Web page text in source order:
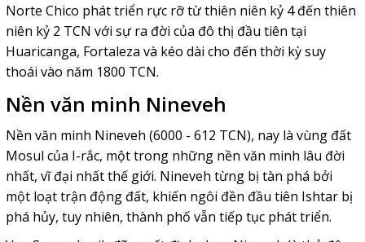
Norte Chico phát triển rực rỡ từ thiên niên kỷ 4 đến thiên
niên kỷ 2 TCN với sự ra đời của đô thị đầu tiên tại
Huaricanga, Fortaleza và kéo dài cho đến thời kỳ suy
thoái vào năm 1800 TCN.
Nền văn minh Nineveh
Nền văn minh Nineveh (6000 - 612 TCN), nay là vùng đất
Mosul của I-rắc, một trong những nền văn minh lâu đời
nhất, vĩ đại nhất thế giới. Nineveh từng bị tàn phá bởi
một loạt trận động đất, khiến ngôi đền đầu tiên Ishtar bị
phá hủy, tuy nhiên, thành phố vẫn tiếp tục phát triển.